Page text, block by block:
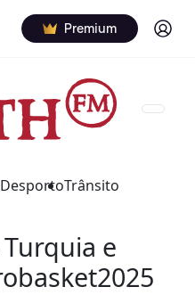
Premium Log in
DesportoTrânsito
e